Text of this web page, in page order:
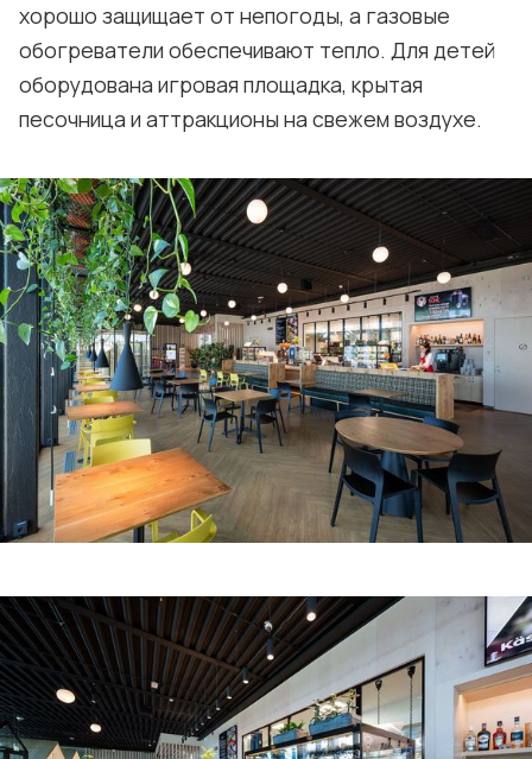
хорошо защищает от непогоды, а газовые
обогреватели обеспечивают тепло. Для детей
оборудована игровая площадка, крытая
песочница и аттракционы на свежем воздухе.